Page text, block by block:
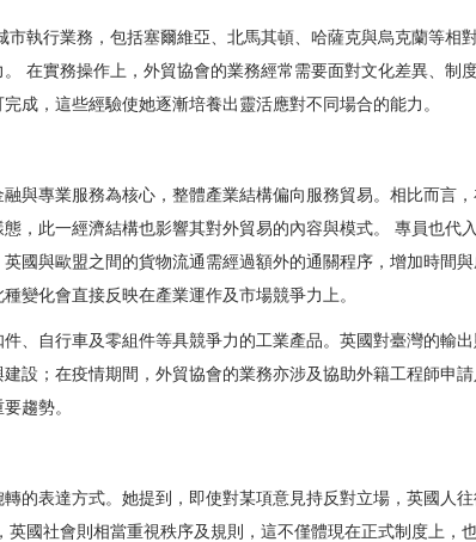
執行業務，包括塞爾維亞、北馬其頓、哈薩克與烏克蘭等相
在實務操作上，外貿協會的業務經常需要面對文化差異、制
成，這些經驗使她逐漸培養出靈活應對不同場合的能力。
與專業服務為核心，整體產業結構偏向服務貿易。相比而言
，此一經濟結構也影響其對外貿易的內容與模式。 專員也代
國與歐盟之間的貨物流通需經過額外的通關程序，增加時間
變化會直接反映在產業運作及市場競爭力上。
、自行車及零組件等具競爭力的工業產品。英國對臺灣的輸
；在疫情期間，外貿協會的業務亦涉及協助外籍工程師申
趨勢。
的表達方式。她提到，即使對某項意見持反對立場，英國人
國社會則相當重視秩序及規則，這不僅體現在正式制度上